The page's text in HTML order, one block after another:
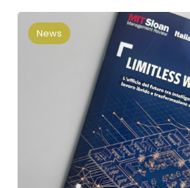
News